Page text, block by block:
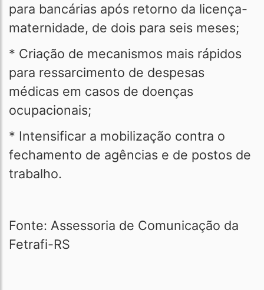
para bancárias após retorno da licença-
maternidade, de dois para seis meses;
* Criação de mecanismos mais rápidos
para ressarcimento de despesas
médicas em casos de doenças
ocupacionais;
* Intensificar a mobilização contra o
fechamento de agências e de postos de
trabalho.
Fonte: Assessoria de Comunicação da
Fetrafi-RS